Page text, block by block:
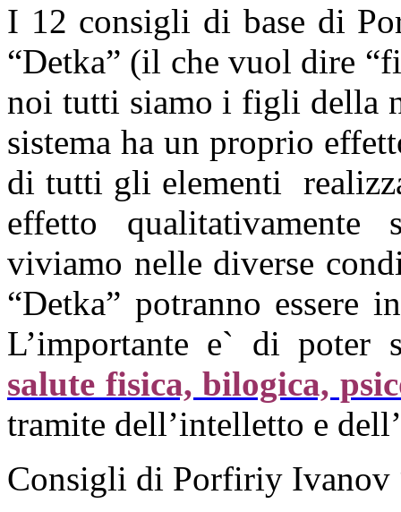
I 12 consigli di base di
“Detka” (il che vuol dire
noi tutti siamo i figli della
sistema ha un proprio
di tutti gli elementi
effetto
viviamo nelle diverse
“Detka” potranno essere
L’importante e` di poter
salute fisica, bilogica,
tramite dell’intelletto e
Соnsigli di Porfiriy Ivanov